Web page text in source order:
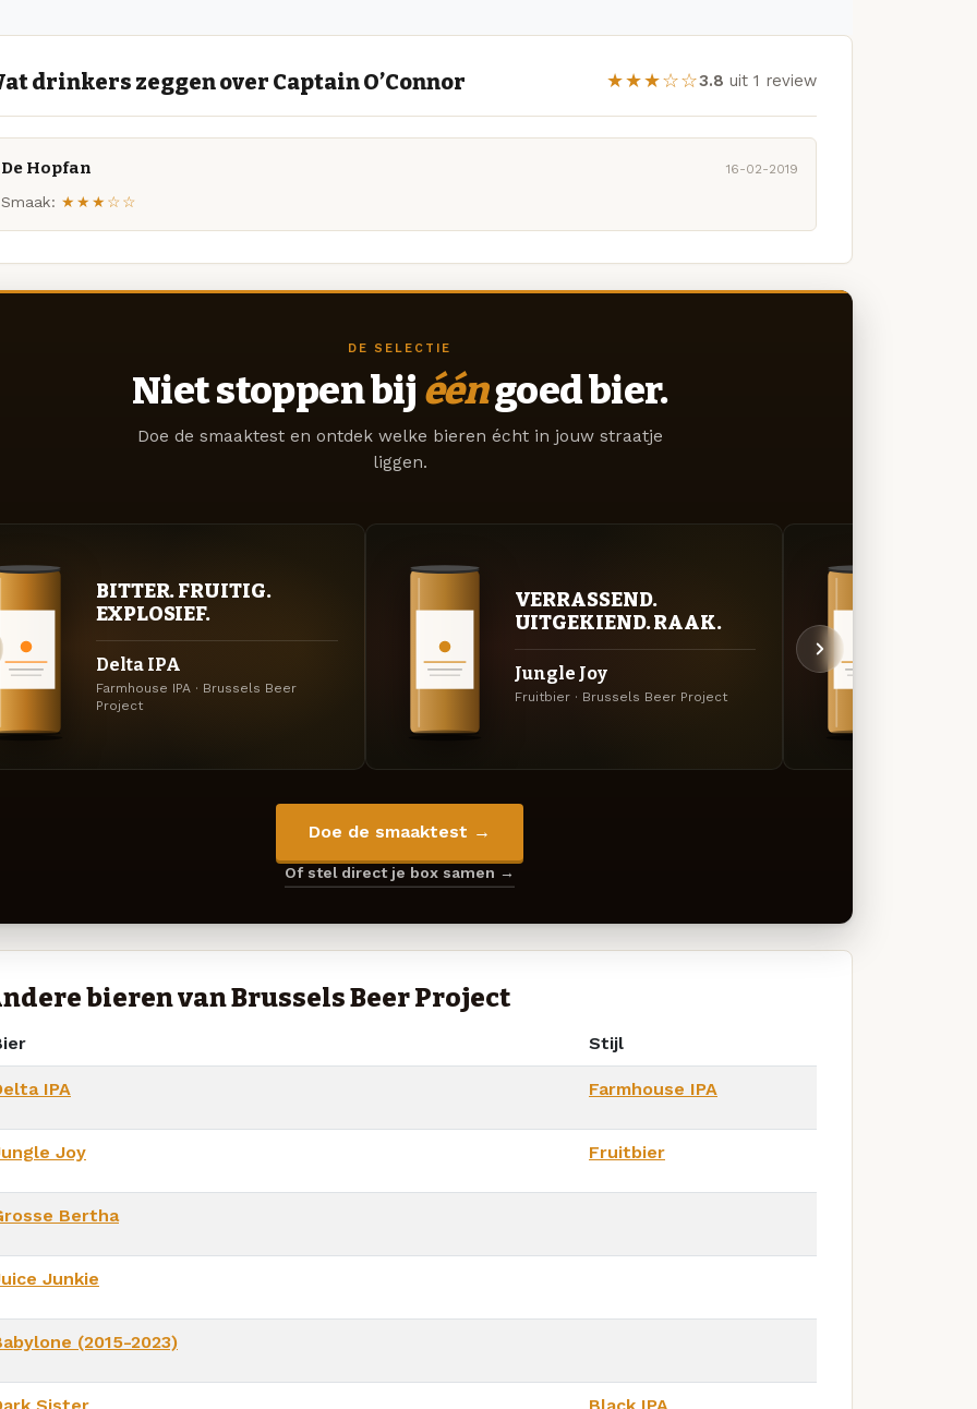
drinkers zeggen over Captain O’Connor ★★★☆☆3.8 uit 1 review
De Hopfan 16-02-2019
Smaak: ★★★☆☆
DE SELECTIE
Niet stoppen bij ééngoed bier.
Doe de smaaktest en ontdek welke bieren écht in jouw straatje
liggen.
BITTER. FRUITIG.
EXPLOSIEF.
Delta IPA
Farmhouse IPA · Brussels Beer
Project
VERRASSEND.
UITGEKIEND. RAAK.
Jungle Joy
Fruitbier · Brussels Beer Project
Doe de smaaktest →
Of stel direct je box samen →
bieren van Brussels Beer Project
Stijl
IPA Farmhouse IPA
Joy Fruitbier
Bertha
Junkie
(2015-2023)